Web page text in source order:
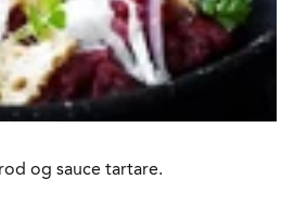
og sauce tartare.